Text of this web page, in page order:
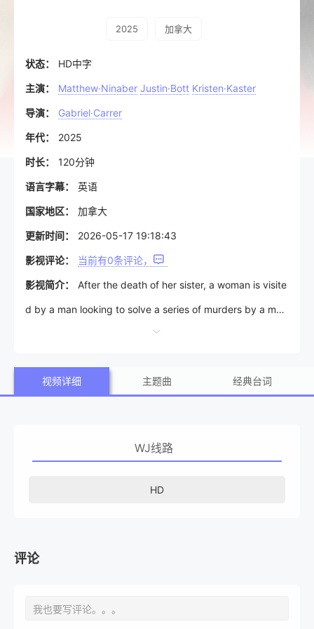
2025 加拿大
状态： HD中字
主演： Matthew·Ninaber Justin·Bott Kristen·Kaster
导演： Gabriel·Carrer
年代： 2025
时长： 120分钟
语言字幕： 英语
国家地区： 加拿大
更新时间： 2026-05-17 19:18:43
影视评论： 当前有0条评论，
影视简介： After the death of her sister, a woman is visite
d by a man looking to solve a series of murders by a mot
orcycle maniac. As their shared fear grows, the killer's ra
real monster is.
视频详细 主题曲 经典台词
WJ线路
HD
评论